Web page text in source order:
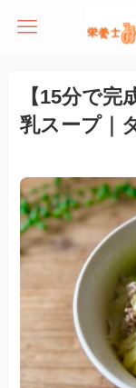
【15分で
乳スープ｜